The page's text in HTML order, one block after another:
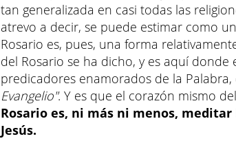
tan generalizada en casi todas las
atrevo a decir, se puede estimar como
Rosario es, pues, una forma
del Rosario se ha dicho, y es aquí
predicadores enamorados de la Palabra,
Evangelio". Y es que el corazón mismo
Rosario es, ni más ni menos,
Jesús.